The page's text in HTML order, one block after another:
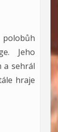
Jeho
a sehrál
hraje